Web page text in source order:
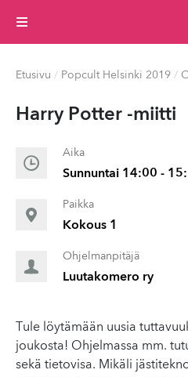
Valikko
Etusivu / Popcult Helsinki 2019 /
Harry Potter -miitti
Aika
Sunnuntai 14:00 -
Paikka
Kokous 1
Ohjelmanpitäjä
Luutakomero ry
Tule löytämään uusia
joukosta! Ohjelmassa mm.
sekä tietovisa. Mikäli